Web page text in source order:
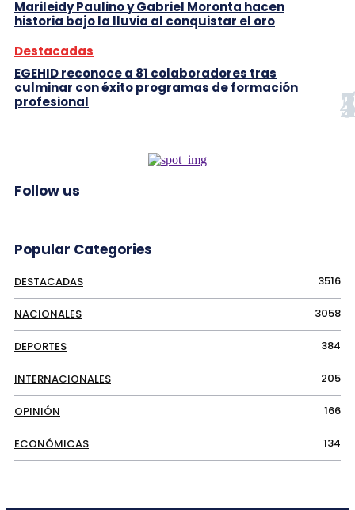
Marileidy Paulino y Gabriel Moronta hacen
historia bajo la lluvia al conquistar el oro
Destacadas
EGEHID reconoce a 81 colaboradores tras
culminar con éxito programas de formación
profesional
Follow us
Popular Categories
DESTACADAS 3516
NACIONALES 3058
DEPORTES 384
INTERNACIONALES 205
OPINIÓN 166
ECONÓMICAS 134